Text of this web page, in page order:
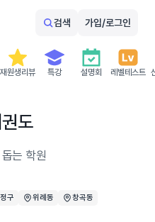
검색 가입/로그인
재원생리뷰 특강 설명회 레벨테스트
도
는 학원
구 위례동
창곡동